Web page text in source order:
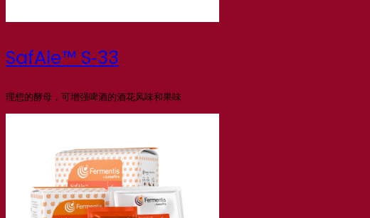
SafAle™ S‑33
理想的酵母，可增强啤酒的酒花风味和果味